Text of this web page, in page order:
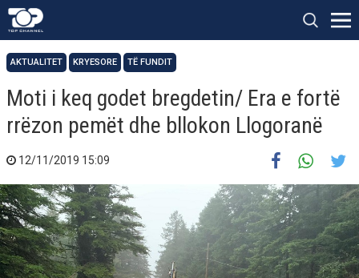
AKTUALITET KRYESORE TË FUNDIT
Moti i keq godet bregdetin/ Era e fortë
rrëzon pemët dhe bllokon Llogoranë
12/11/2019 15:09